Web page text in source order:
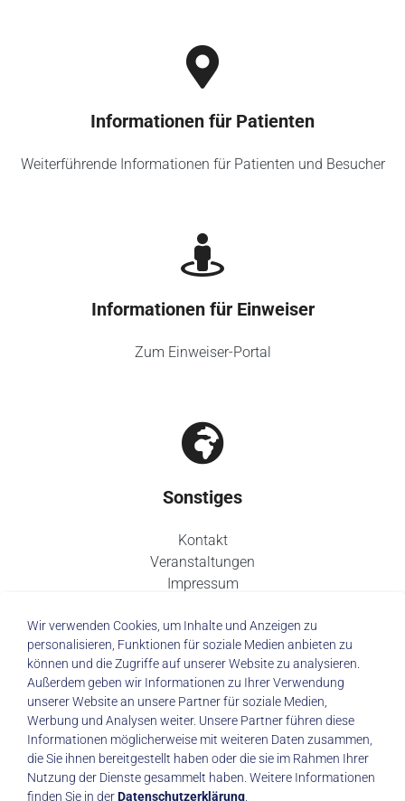
Informationen für Patienten
Weiterführende Informationen für Patienten und Besucher
Informationen für Einweiser
Zum Einweiser-Portal
Sonstiges
Kontakt
Veranstaltungen
Impressum
© 2026 Städtisches Klinikum Dresden
Impressum|Datenschutz
Wir verwenden Cookies, um Inhalte und Anzeigen zu
personalisieren, Funktionen für soziale Medien anbieten zu
können und die Zugriffe auf unserer Website zu analysieren.
Außerdem geben wir Informationen zu Ihrer Verwendung
unserer Website an unsere Partner für soziale Medien,
Werbung und Analysen weiter. Unsere Partner führen diese
Informationen möglicherweise mit weiteren Daten zusammen,
die Sie ihnen bereitgestellt haben oder die sie im Rahmen Ihrer
Nutzung der Dienste gesammelt haben. Weitere Informationen
finden Sie in derDatenschutzerklärung